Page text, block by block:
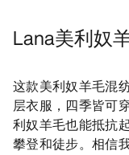
Lana美利奴
这款美利奴羊毛混
层衣服，四季皆可
利奴羊毛也能抵抗
攀登和徒步。相信